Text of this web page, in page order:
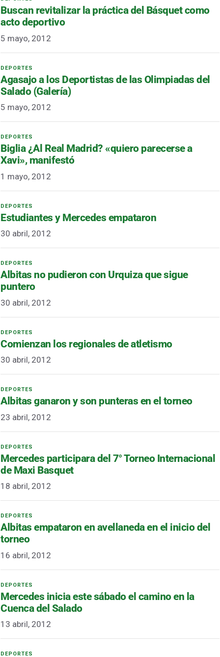
Buscan revitalizar la práctica del Básquet como
acto deportivo
5 mayo, 2012
Agasajo a los Deportistas de las Olimpiadas del
Salado (Galería)
5 mayo, 2012
Biglia ¿Al Real Madrid? «quiero parecerse a
Xavi», manifestó
1 mayo, 2012
Estudiantes y Mercedes empataron
30 abril, 2012
Albitas no pudieron con Urquiza que sigue
puntero
30 abril, 2012
Comienzan los regionales de atletismo
30 abril, 2012
Albitas ganaron y son punteras en el torneo
23 abril, 2012
Mercedes participara del 7° Torneo Internacional
de Maxi Basquet
18 abril, 2012
Albitas empataron en avellaneda en el inicio del
torneo
16 abril, 2012
Mercedes inicia este sábado el camino en la
Cuenca del Salado
13 abril, 2012